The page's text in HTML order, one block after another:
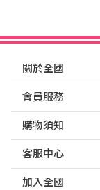
關於全國
會員服務
購物須知
客服中心
加入全國